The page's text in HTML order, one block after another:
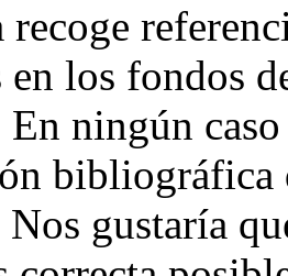
recoge
los fondos
En ningún
bibliográfica
gustaría